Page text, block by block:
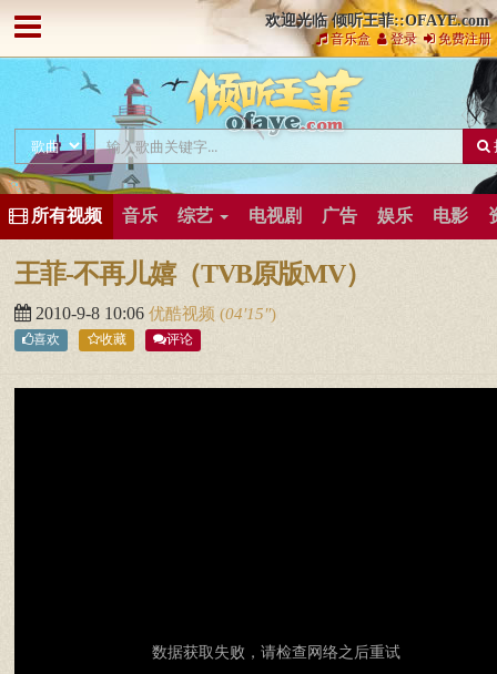
欢迎光临 倾听王菲::OFAYE.com
音乐盒 登录 免费注册
所有视频 音乐 综艺 电视剧 广告 娱乐 电影
王菲-不再儿嬉（TVB原版MV）
2010-9-8 10:06 优酷视频 (04′15″)
喜欢 收藏 评论
数据获取失败，请检查网络之后重试